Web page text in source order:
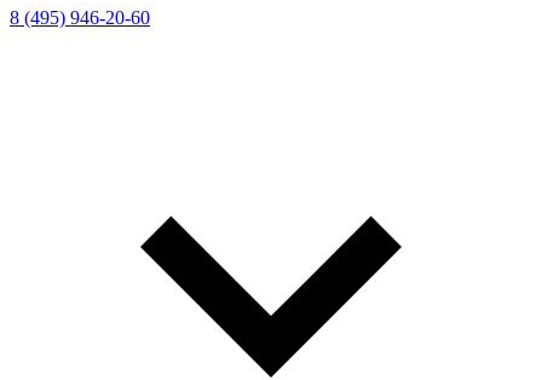
8 (495) 946-20-60